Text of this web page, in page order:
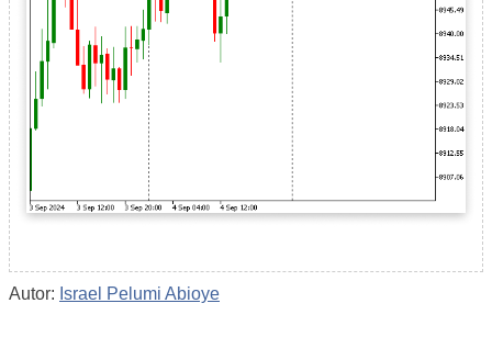
Autor: Israel Pelumi Abioye